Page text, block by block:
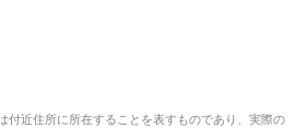
近住所に所在することを表すものであり、実際の